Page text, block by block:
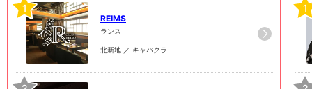
1
REIMS
ランス
北新地 ／ キャバクラ
1